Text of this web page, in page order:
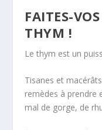
FAITES-
THYM !
Le thym est un
Tisanes et
remèdes à prendre
mal de gorge, de